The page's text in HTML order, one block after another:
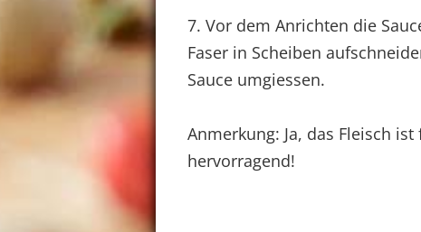
7. Vor dem Anrichten die
Faser in Scheiben
Sauce umgiessen.
Anmerkung: Ja, das Fleisch
hervorragend!